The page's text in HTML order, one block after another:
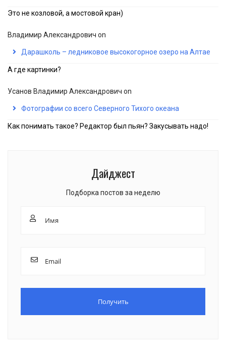
Это не козловой, а мостовой кран)
Владимир Александрович on
Дарашколь – ледниковое высокогорное озеро на Алтае
А где картинки?
Усанов Владимир Александрович on
Фотографии со всего Северного Тихого океана
Как понимать такое? Редактор был пьян? Закусывать надо!
Дайджест
Подборка постов за неделю